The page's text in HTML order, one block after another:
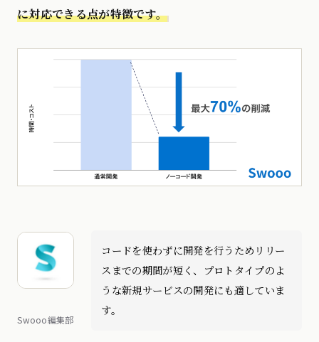
に対応できる点が特徴です。
Swooo編集部
コードを使わずに開発を行うためリリー
スまでの期間が短く、プロトタイプのよ
うな新規サービスの開発にも適していま
す。